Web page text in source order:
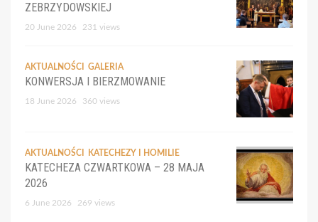
ZEBRZYDOWSKIEJ
20 June 2026 231 views
AKTUALNOŚCI GALERIA
KONWERSJA I BIERZMOWANIE
18 June 2026 360 views
AKTUALNOŚCI KATECHEZY I HOMILIE
KATECHEZA CZWARTKOWA – 28 MAJA
2026
6 June 2026 269 views